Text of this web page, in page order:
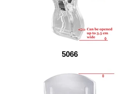
5066